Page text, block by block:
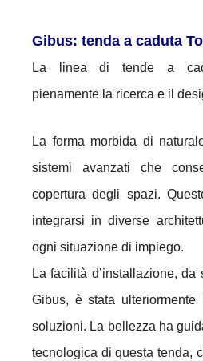
Gibus: tenda a caduta
La linea di tende a
pienamente la ricerca e il
La forma morbida di
sistemi avanzati che
copertura degli spazi.
integrarsi in diverse
ogni situazione di impiego.
La facilità d’installazione,
Gibus, è stata ulteriormente
soluzioni. La bellezza ha
tecnologica di questa tenda,